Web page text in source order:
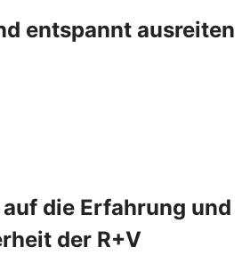
entspannt ausreiten
die Erfahrung und
der R+V